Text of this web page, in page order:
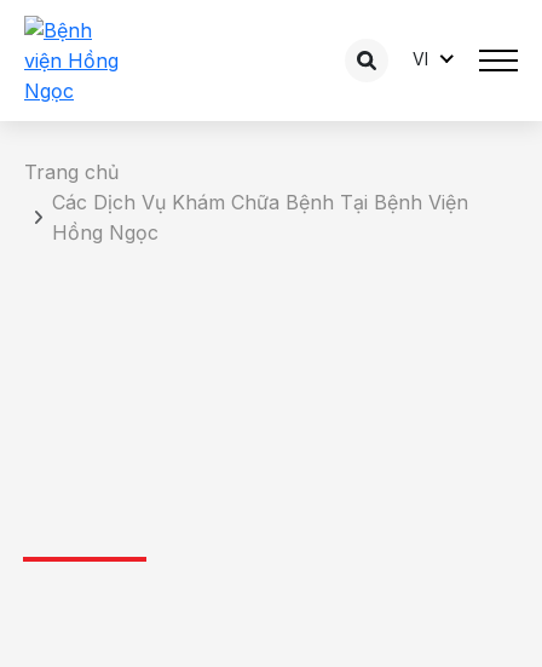
VI
Trang chủ
Các Dịch Vụ Khám Chữa Bệnh Tại Bệnh Viện
Hồng Ngọc